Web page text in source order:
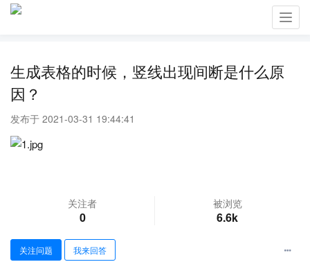
生成表格的时候，竖线出现间断是什么原
因？
发布于 2021-03-31 19:44:41
关注者
0
被浏览
6.6k
关注问题 我来回答